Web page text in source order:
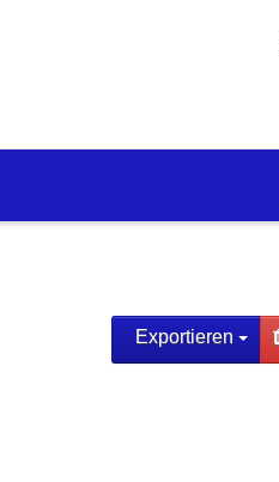
Exportieren